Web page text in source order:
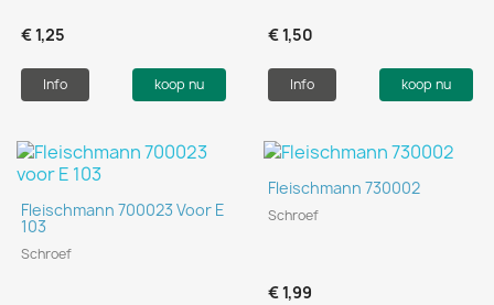
€ 1,25
Info koop nu
€ 1,50
Info koop nu
Fleischmann 700023 Voor E
103
Schroef
Fleischmann 730002
Schroef
€ 1,99